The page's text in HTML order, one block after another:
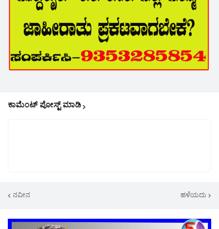
ಕಾಮೆಂಟ್‌‌ ಪೋಸ್ಟ್‌ ಮಾಡಿ
ನವೀನ ಹಳೆಯದು